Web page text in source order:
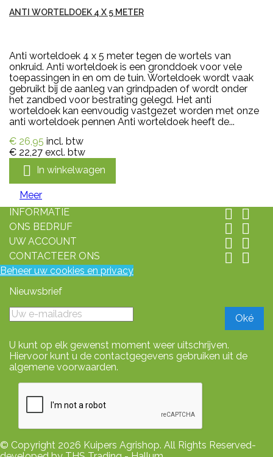
ANTI WORTELDOEK 4 X 5 METER
Anti worteldoek 4 x 5 meter tegen de wortels van
onkruid. Anti worteldoek is een gronddoek voor vele
toepassingen in en om de tuin. Worteldoek wordt vaak
gebruikt bij de aanleg van grindpaden of wordt onder
het zandbed voor bestrating gelegd. Het anti
worteldoek kan eenvoudig vastgezet worden met onze
anti worteldoek pennen Anti worteldoek heeft de...
€ 26,95 incl. btw
€ 22,27 excl. btw
 In winkelwagen
Meer
INFORMATIE
 
ONS BEDRIJF  
UW ACCOUNT  
CONTACTEER ONS  
Beheer uw cookies en privacy
Nieuwsbrief
U kunt op elk gewenst moment weer uitschrijven.
Hiervoor kunt u de contactgegevens gebruiken uit de
algemene voorwaarden.
© Copyright 2026 Kuipers Agrishop. All Rights Reserved-